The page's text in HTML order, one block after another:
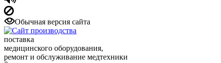
Обычная версия сайта
поставка
медицинского оборудования,
ремонт и обслуживание медтехники